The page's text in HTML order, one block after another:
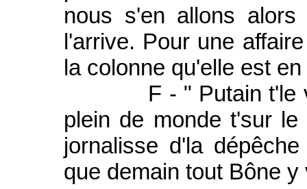
nous s'en allons
l'arrive. Pour une
la colonne qu'elle est
F - " Putain t'le
plein de monde t'sur
jornalisse d'la
que demain tout Bône